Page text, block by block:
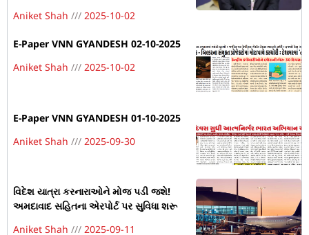
Aniket Shah
2025-10-02
E-Paper VNN GYANDESH 02-10-2025
Aniket Shah
2025-10-02
E-Paper VNN GYANDESH 01-10-2025
Aniket Shah
2025-09-30
વિદેશ યાત્રા કરનારાઓને મોજ પડી જશે!
અમદાવાદ સહિતના એરપોર્ટ પર સુવિધા શરૂ
Aniket Shah
2025-09-11